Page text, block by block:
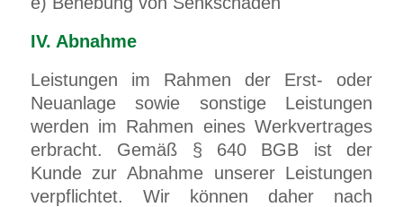
IV. Abnahme
Leistungen im Rahmen der Erst- oder
Neuanlage sowie sonstige Leistungen
werden im Rahmen eines Werkvertrages
erbracht. Gemäß § 640 BGB ist der
Kunde zur Abnahme unserer Leistungen
verpflichtet. Wir können daher nach